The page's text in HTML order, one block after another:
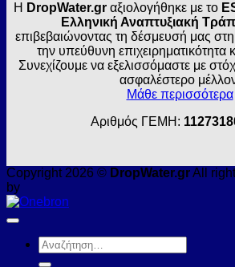
Η DropWater.gr αξιολογήθηκε με το
Ελληνική Αναπτυξιακή
επιβεβαιώνοντας τη δέσμευσή μας
την υπεύθυνη επιχειρηματικότητα
Συνεχίζουμε να εξελισσόμαστε με
ασφαλέστερο
Μάθε περισσότερα
Αριθμός ΓΕΜΗ:
Copyright 2026 © DropWater.grAll
by
Αναζήτηση
για: